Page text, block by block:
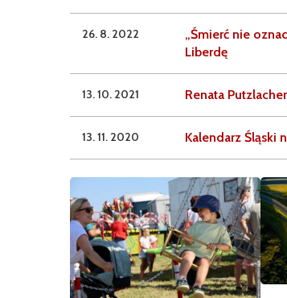
26. 8. 2022
„Śmierć nie
Liberdę
13. 10. 2021 Renata
13. 11. 2020 Kalendarz Śląski